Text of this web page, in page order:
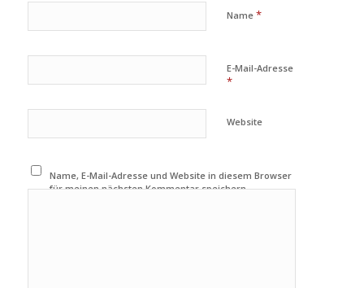
Name *
E-Mail-Adresse
*
Website
Name, E-Mail-Adresse und Website in diesem Browser
für meinen nächsten Kommentar speichern.